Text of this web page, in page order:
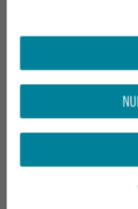
ab 34,95 €